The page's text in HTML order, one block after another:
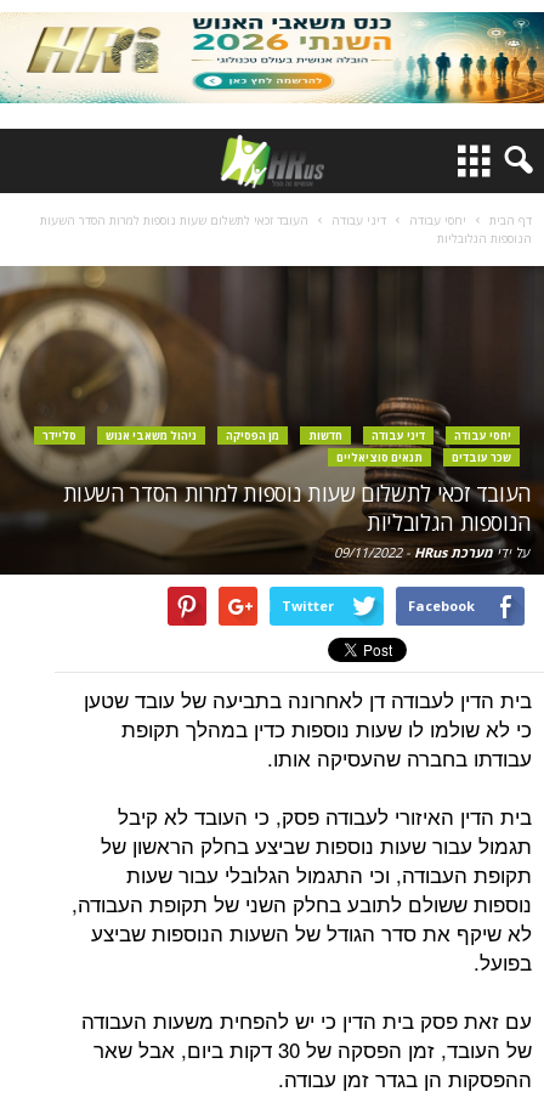
דף הבית יחסי עבודה דיני עבודה
העובד זכאי לתשלום שעות נוספות למרות הסדר השעות
הנוספות הגלובליות
יחסי עבודה דיני עבודה חדשות מן הפסיקה ניהול משאבי אנוש
סליידר
שכר עובדים
תנאים סוציאליים
העובד זכאי לתשלום שעות נוספות למרות הסדר השעות
הנוספות הגלובליות
על ידימערכת HRus -
09/11/2022
Facebook
Twitter
בית הדין לעבודה דן לאחרונה בתביעה של עובד שטען
כי לא שולמו לו שעות נוספות כדין במהלך תקופת
עבודתו בחברה שהעסיקה אותו.
בית הדין האיזורי לעבודה פסק, כי העובד לא קיבל
תגמול עבור שעות נוספות שביצע בחלק הראשון של
תקופת העבודה, וכי התגמול הגלובלי עבור שעות
נוספות ששולם לתובע בחלק השני של תקופת העבודה,
לא שיקף את סדר הגודל של השעות הנוספות שביצע
בפועל.
עם זאת פסק בית הדין כי יש להפחית משעות העבודה
של העובד, זמן הפסקה של 30 דקות ביום, אבל שאר
ההפסקות הן בגדר זמן עבודה.